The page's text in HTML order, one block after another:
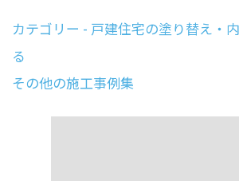
カテゴリー - 戸建住宅の塗り替え・
る
その他の施工事例集